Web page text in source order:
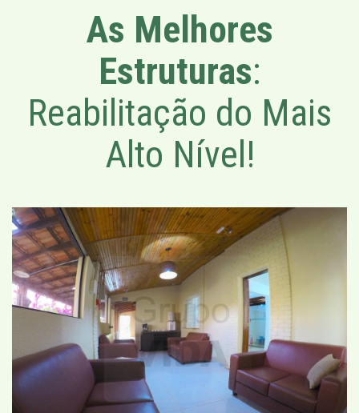
As Melhores
Estruturas:
Reabilitação do Mais
Alto Nível!